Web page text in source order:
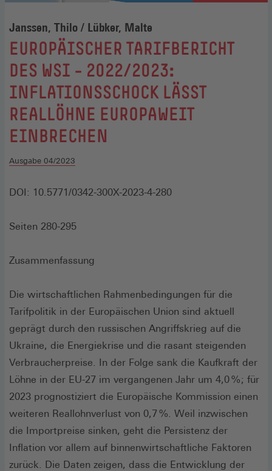
Janssen, Thilo / Lübker, Malte
:
EUROPÄISCHER TARIFBERICHT
DES WSI – 2022/2023:
INFLATIONSSCHOCK LÄSST
REALLÖHNE EUROPAWEIT
EINBRECHEN
Ausgabe 04/2023
DOI: 10.5771/0342-300X-2023-4-280
Seiten 280-295
Zusammenfassung
Die wirtschaftlichen Rahmenbedingungen für die
Tarifpolitik in der Europäischen Union sind aktuell
geprägt durch den russischen Angriffskrieg auf die
Ukraine, die Energiekrise und die rasant steigenden
Verbraucherpreise. In der Folge sank die Kaufkraft der
Löhne in der EU-27 im vergangenen Jahr um 4,0 % ; für
2023 prognostiziert die Europäische Kommission einen
weiteren Reallohnverlust von 0,7 %. Weil inzwischen
die Importpreise sinken, geht die Persistenz der
Inflation vor allem auf binnenwirtschaftliche Faktoren
zurück. Die Daten zeigen, dass die Entwicklung der